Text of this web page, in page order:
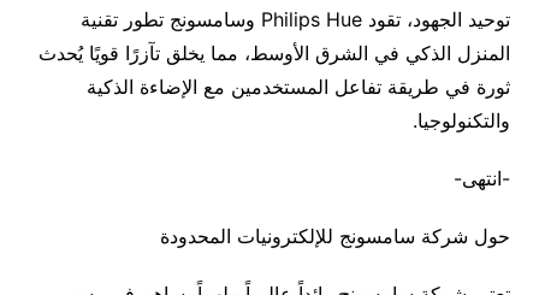
توحيد الجهود، تقود Philips Hue وسامسونج تطور تقنية
المنزل الذكي في الشرق الأوسط، مما يخلق تآزرًا قويًا يُحدث
ثورة في طريقة تفاعل المستخدمين مع الإضاءة الذكية
والتكنولوجيا.
-انتهى-
حول شركة سامسونج للإلكترونيات المحدودة